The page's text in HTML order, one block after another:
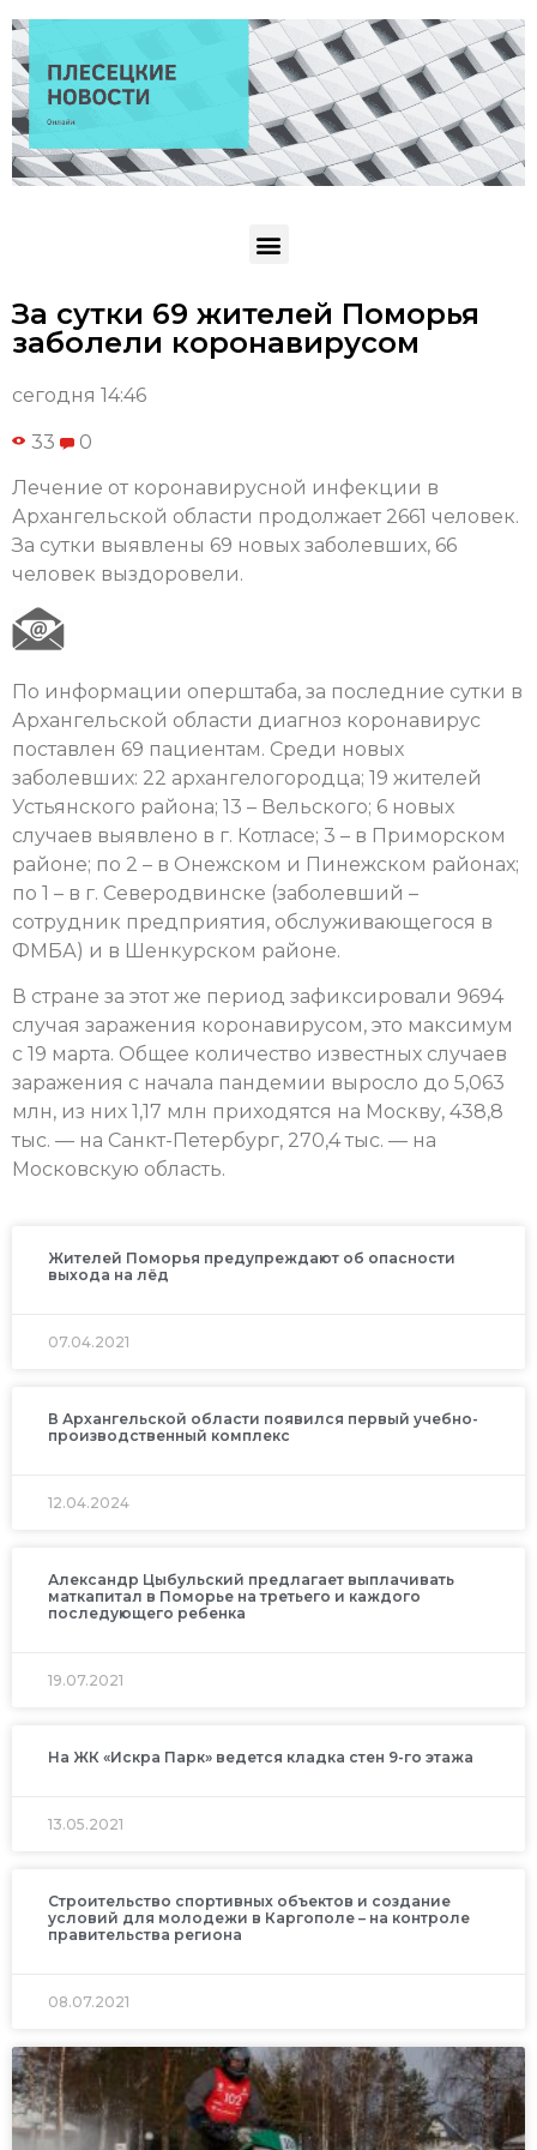
За сутки 69 жителей Поморья
заболели коронавирусом
сегодня 14:46
33 0
Лечение от коронавирусной инфекции в
Архангельской области продолжает 2661 человек.
За сутки выявлены 69 новых заболевших, 66
человек выздоровели.
По информации оперштаба, за последние сутки в
Архангельской области диагноз коронавирус
поставлен 69 пациентам. Среди новых
заболевших: 22 архангелогородца; 19 жителей
Устьянского района; 13 – Вельского; 6 новых
случаев выявлено в г. Котласе; 3 – в Приморском
районе; по 2 – в Онежском и Пинежском районах;
по 1 – в г. Северодвинске (заболевший –
сотрудник предприятия, обслуживающегося в
ФМБА) и в Шенкурском районе.
В стране за этот же период зафиксировали 9694
случая заражения коронавирусом, это максимум
с 19 марта. Общее количество известных случаев
заражения с начала пандемии выросло до 5,063
млн, из них 1,17 млн приходятся на Москву, 438,8
тыс. — на Санкт-Петербург, 270,4 тыс. — на
Московскую область.
Жителей Поморья предупреждают об опасности
выхода на лёд
07.04.2021
В Архангельской области появился первый учебно-
производственный комплекс
12.04.2024
Александр Цыбульский предлагает выплачивать
маткапитал в Поморье на третьего и каждого
последующего ребенка
19.07.2021
На ЖК «Искра Парк» ведется кладка стен 9-го этажа
13.05.2021
Строительство спортивных объектов и создание
условий для молодежи в Каргополе – на контроле
правительства региона
08.07.2021